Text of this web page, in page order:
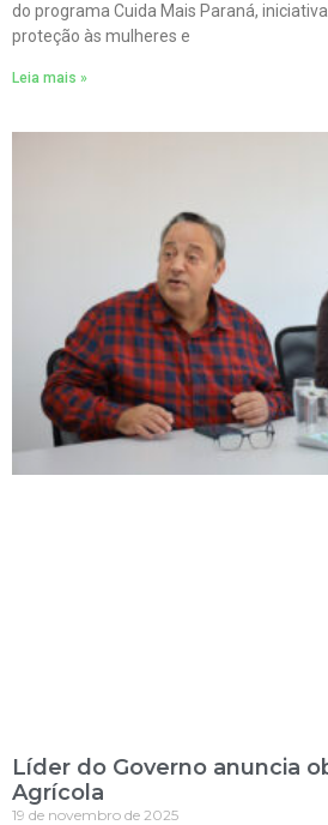
do programa Cuida Mais Paraná,
proteção às mulheres e
Leia mais »
Líder do Governo anuncia
Agrícola
19 de novembro de 2025